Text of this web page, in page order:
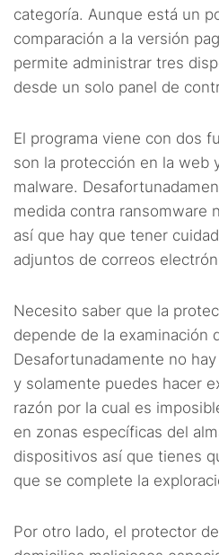
categoría. Aunque está un
comparación a la versión
permite administrar tres
desde un solo panel de
El programa viene con dos
son la protección en la web
malware.
medida contra ransomware
así que hay que tener
adjuntos de correos
Necesito saber que la
depende de la examinación
Desafortunadamente no
y solamente puedes hacer
razón por la cual es
en zonas específicas del
dispositivos así que tienes
que se complete la
Por otro lado, el protector